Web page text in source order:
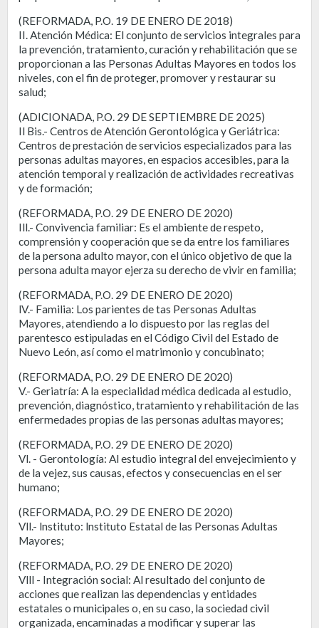
(REFORMADA, P.O. 19 DE ENERO DE 2018)
II. Atención Médica: El conjunto de servicios integrales para
la prevención, tratamiento, curación y rehabilitación que se
proporcionan a las Personas Adultas Mayores en todos los
niveles, con el fin de proteger, promover y restaurar su
salud;
(ADICIONADA, P.O. 29 DE SEPTIEMBRE DE 2025)
Il Bis.- Centros de Atención Gerontológica y Geriátrica:
Centros de prestación de servicios especializados para las
personas adultas mayores, en espacios accesibles, para la
atención temporal y realización de actividades recreativas
y de formación;
(REFORMADA, P.O. 29 DE ENERO DE 2020)
Ill.- Convivencia familiar: Es el ambiente de respeto,
comprensión y cooperación que se da entre los familiares
de la persona adulto mayor, con el único objetivo de que la
persona adulta mayor ejerza su derecho de vivir en familia;
(REFORMADA, P.O. 29 DE ENERO DE 2020)
lV.- Familia: Los parientes de tas Personas Adultas
Mayores, atendiendo a lo dispuesto por las reglas del
parentesco estipuladas en el Código Civil del Estado de
Nuevo León, así como el matrimonio y concubinato;
(REFORMADA, P.O. 29 DE ENERO DE 2020)
V.- Geriatría: A la especialidad médica dedicada al estudio,
prevención, diagnóstico, tratamiento y rehabilitación de las
enfermedades propias de las personas adultas mayores;
(REFORMADA, P.O. 29 DE ENERO DE 2020)
Vl. - Gerontología: Al estudio integral del envejecimiento y
de la vejez, sus causas, efectos y consecuencias en el ser
humano;
(REFORMADA, P.O. 29 DE ENERO DE 2020)
Vll.- lnstituto: lnstituto Estatal de las Personas Adultas
Mayores;
(REFORMADA, P.O. 29 DE ENERO DE 2020)
Vlll - Integración social: Al resultado del conjunto de
acciones que realizan las dependencias y entidades
estatales o municipales o, en su caso, la sociedad civil
organizada, encaminadas a modificar y superar las